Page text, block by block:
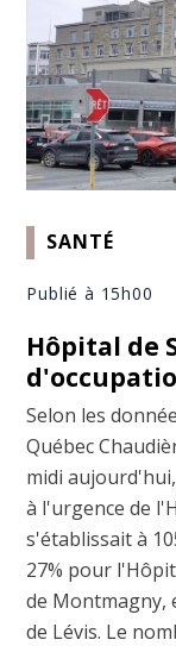
SANTÉ
Publié à 15h00
Hôpital de
Selon les
Québec
midi
à l'urgence de
s'établissait à
27% pour
de Montmagny,
de Lévis. Le